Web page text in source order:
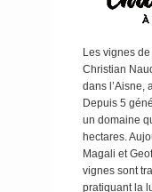
Les vignes
Christian
dans l’Aisne,
Depuis 5
un domaine
hectares.
Magali et
vignes sont
pratiquant la